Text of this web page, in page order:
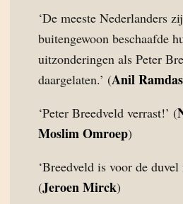
‘De meeste Nederlanders
buitengewoon beschaafde
uitzonderingen als Peter
daargelaten.’ (Anil Ramdas
‘Peter Breedveld verrast!’ (
Moslim Omroep)
‘Breedveld is voor de duvel
(Jeroen Mirck)